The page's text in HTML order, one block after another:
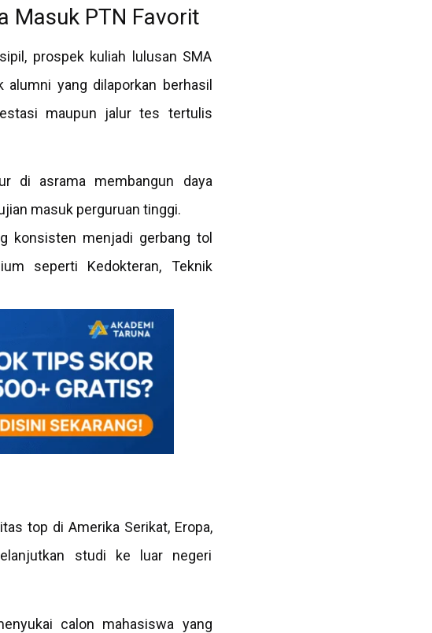
Masuk PTN Favorit
prospek kuliah lulusan SMA
alumni yang dilaporkan berhasil
maupun jalur tes tertulis
di asrama membangun daya
masuk perguruan tinggi.
konsisten menjadi gerbang tol
seperti Kedokteran, Teknik
top di Amerika Serikat, Eropa,
studi ke luar negeri
calon mahasiswa yang